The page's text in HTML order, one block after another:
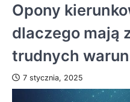
Opony
dlaczego mają
trudnych
7 stycznia, 2025